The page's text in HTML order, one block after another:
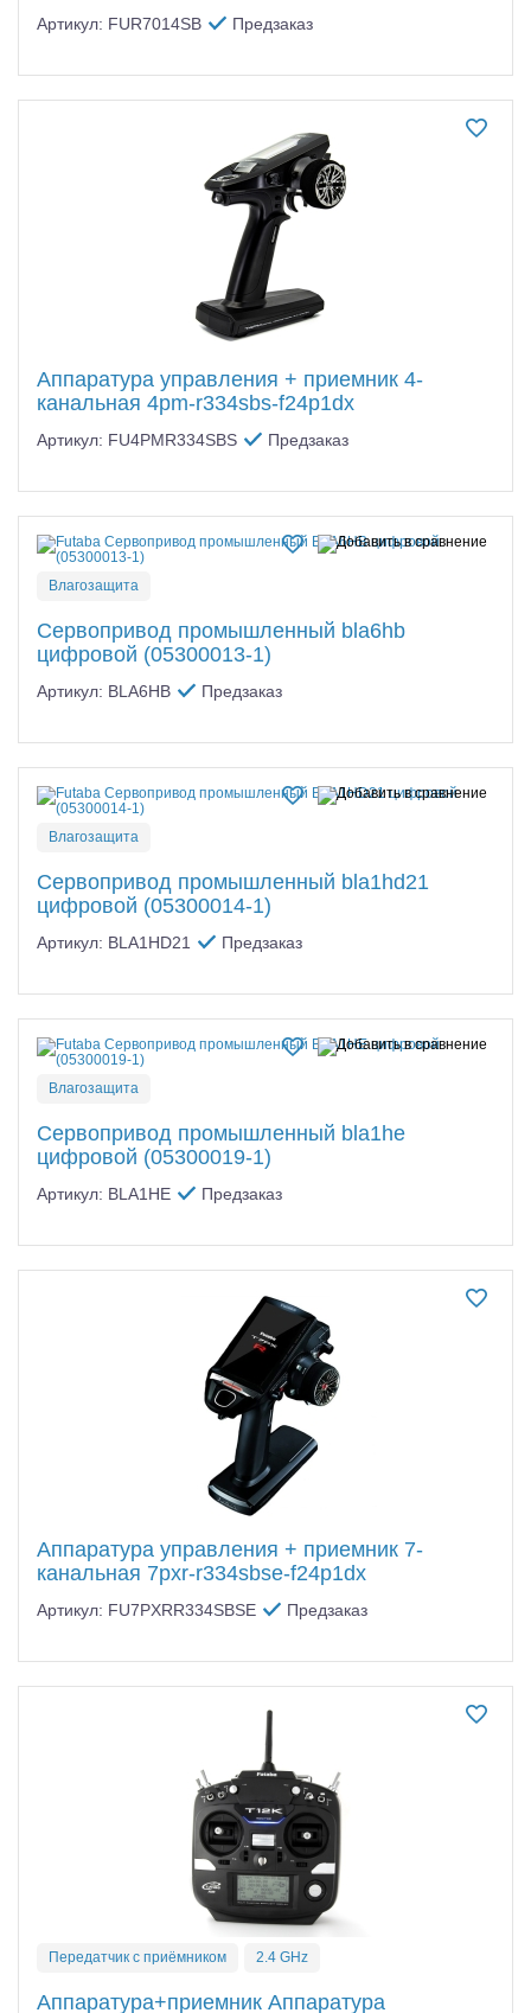
Артикул: FUR7014SB Предзаказ
Аппаратура управления + приемник 4-
канальная 4pm-r334sbs-f24p1dx
Артикул: FU4PMR334SBS Предзаказ
Влагозащита
Сервопривод промышленный bla6hb
цифровой (05300013-1)
Артикул: BLA6HB Предзаказ
Влагозащита
Сервопривод промышленный bla1hd21
цифровой (05300014-1)
Артикул: BLA1HD21 Предзаказ
Влагозащита
Сервопривод промышленный bla1he
цифровой (05300019-1)
Артикул: BLA1HE Предзаказ
Аппаратура управления + приемник 7-
канальная 7pxr-r334sbse-f24p1dx
Артикул: FU7PXRR334SBSE Предзаказ
Передатчик с приёмником 2.4 GHz
Аппаратура+приемник Аппаратура